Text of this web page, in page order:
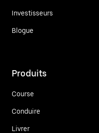
Investisseurs
Blogue
Produits
Course
Conduire
Livrer